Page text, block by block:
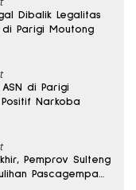
Dibalik Legalitas
di Parigi Moutong
di Parigi
Narkoba
Pemprov Sulteng
Pascagempa